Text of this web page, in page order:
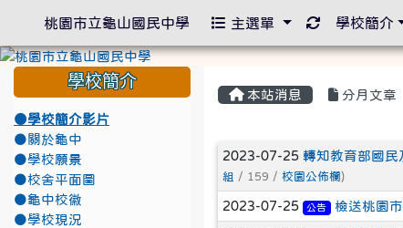
本站消息 分月文章
文章列表
2023-07-25 轉知教育部國民
組 / 159 / 校園公佈欄 )
2023-07-25 公告 檢送桃園
學校簡介
●學校簡介影片
●關於龜中
●學校願景
●校舍平面圖
●龜中校徽
●學校現況
桃園市立龜山國民中學 主選單 重新取得佈
學校簡介